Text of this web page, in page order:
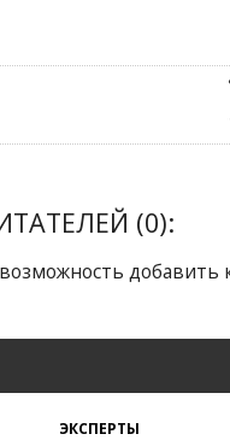
(0):
добавить
ЭКСПЕРТЫ